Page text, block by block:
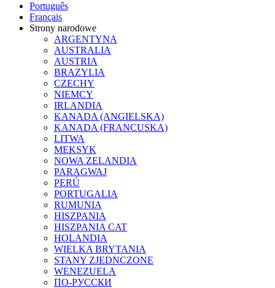
Português
Français
Strony narodowe
ARGENTYNA
AUSTRALIA
AUSTRIA
BRAZYLIA
CZECHY
NIEMCY
IRLANDIA
KANADA (ANGIELSKA)
KANADA (FRANCUSKA)
LITWA
MEKSYK
NOWA ZELANDIA
PARAGWAJ
PERÚ
PORTUGALIA
RUMUNIA
HISZPANIA
HISZPANIA CAT
HOLANDIA
WIELKA BRYTANIA
STANY ZJEDNCZONE
WENEZUELA
ПО-РУССКИ